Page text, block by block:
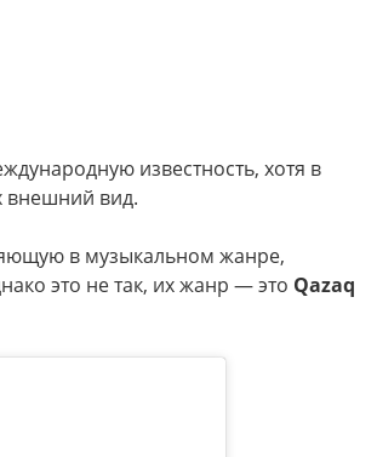
известность, хотя в
внешний вид.
в музыкальном жанре,
это не так, их жанр — это Qazaq